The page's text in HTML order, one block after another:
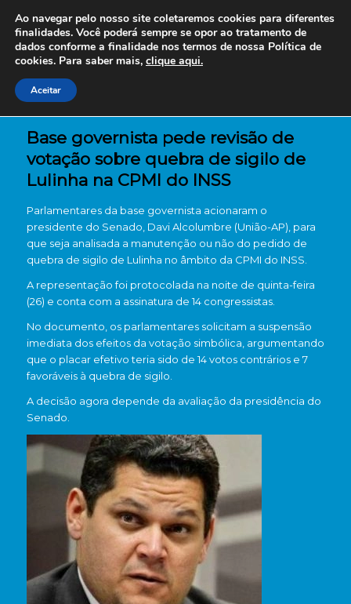
Base governista pede revisão de
votação sobre quebra de sigilo de
Lulinha na CPMI do INSS
Parlamentares da base governista acionaram o
presidente do Senado, Davi Alcolumbre (União-AP), para
que seja analisada a manutenção ou não do pedido de
quebra de sigilo de Lulinha no âmbito da CPMI do INSS.
A representação foi protocolada na noite de quinta-feira
(26) e conta com a assinatura de 14 congressistas.
No documento, os parlamentares solicitam a suspensão
imediata dos efeitos da votação simbólica, argumentando
que o placar efetivo teria sido de 14 votos contrários e 7
favoráveis à quebra de sigilo.
A decisão agora depende da avaliação da presidência do
Senado.
Ao navegar pelo nosso site coletaremos cookies para diferentes
finalidades. Você poderá sempre se opor ao tratamento de
dados conforme a finalidade nos termos de nossa Política de
cookies. Para saber mais, clique aqui.
Aceitar